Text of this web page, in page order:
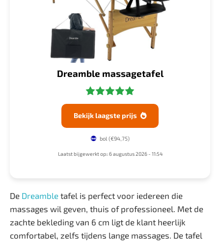
Dreamble massagetafel
Bekijk laagste prijs 
bol (€94,75)
Laatst bijgewerkt op:: 6 augustus 2026 - 11:54
De Dreambletafel is perfect voor iedereen die
massages wil geven, thuis of professioneel. Met de
zachte bekleding van 6 cm ligt de klant heerlijk
comfortabel, zelfs tijdens lange massages. De tafel